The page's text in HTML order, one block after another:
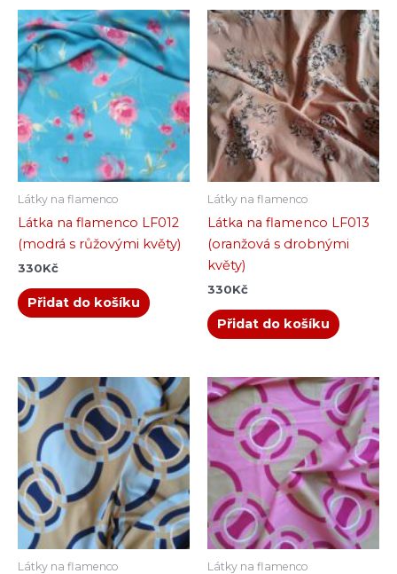
Látky na flamenco
Látka na flamenco LF012
(modrá s růžovými květy)
330Kč
Přidat do košíku
Látky na flamenco
Látka na flamenco LF013
(oranžová s drobnými
květy)
330Kč
Přidat do košíku
Látky na flamenco Látky na flamenco